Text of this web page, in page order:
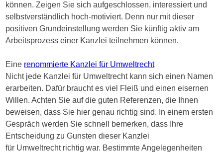
können. Zeigen Sie sich aufgeschlossen, interessiert und
selbstverständlich hoch-motiviert. Denn nur mit dieser
positiven Grundeinstellung werden Sie künftig aktiv am
Arbeitsprozess einer Kanzlei teilnehmen können.
Eine renommierte Kanzlei für Umweltrecht
Nicht jede Kanzlei für Umweltrecht kann sich einen Namen
erarbeiten. Dafür braucht es viel Fleiß und einen eisernen
Willen. Achten Sie auf die guten Referenzen, die Ihnen
beweisen, dass Sie hier genau richtig sind. In einem ersten
Gespräch werden Sie schnell bemerken, dass Ihre
Entscheidung zu Gunsten dieser Kanzlei
für Umweltrecht richtig war. Bestimmte Angelegenheiten